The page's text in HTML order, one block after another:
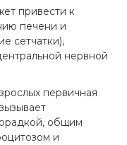
привести к
печени и
сетчатки),
нервной
первичная
общим
и